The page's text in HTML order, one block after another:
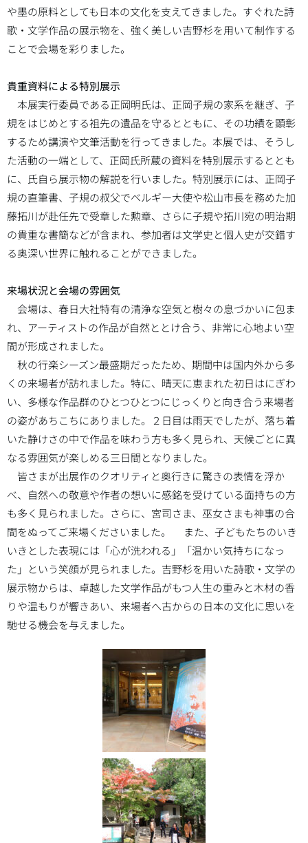
や墨の原料としても日本の文化を支えてきました。すぐれた詩
歌・文学作品の展示物を、強く美しい吉野杉を用いて制作する
ことで会場を彩りました。
貴重資料による特別展示
本展実行委員である正岡明氏は、正岡子規の家系を継ぎ、子
規をはじめとする祖先の遺品を守るとともに、その功績を顕彰
するため講演や文筆活動を行ってきました。本展では、そうし
た活動の一端として、正岡氏所蔵の資料を特別展示するととも
に、氏自ら展示物の解説を行いました。特別展示には、正岡子
規の直筆書、子規の叔父でベルギー大使や松山市長を務めた加
藤拓川が赴任先で受章した勲章、さらに子規や拓川宛の明治期
の貴重な書簡などが含まれ、参加者は文学史と個人史が交錯す
る奥深い世界に触れることができました。
来場状況と会場の雰囲気
会場は、春日大社特有の清浄な空気と樹々の息づかいに包ま
れ、アーティストの作品が自然ととけ合う、非常に心地よい空
間が形成されました。
秋の行楽シーズン最盛期だったため、期間中は国内外から多
くの来場者が訪れました。特に、晴天に恵まれた初日はにぎわ
い、多様な作品群のひとつひとつにじっくりと向き合う来場者
の姿があちこちにありました。２日目は雨天でしたが、落ち着
いた静けさの中で作品を味わう方も多く見られ、天候ごとに異
なる雰囲気が楽しめる三日間となりました。
皆さまが出展作のクオリティと奥行きに驚きの表情を浮か
べ、自然への敬意や作者の想いに感銘を受けている面持ちの方
も多く見られました。さらに、宮司さま、巫女さまも神事の合
間をぬってご来場くださいました。 また、子どもたちのいき
いきとした表現には「心が洗われる」「温かい気持ちになっ
た」という笑顔が見られました。吉野杉を用いた詩歌・文学の
展示物からは、卓越した文学作品がもつ人生の重みと木材の香
りや温もりが響きあい、来場者へ古からの日本の文化に思いを
馳せる機会を与えました。